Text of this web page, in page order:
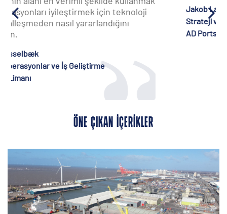
Jakob Larsen
Strateji ve Ürün Direktörü
ÖNE ÇIKAN İÇERIKLER